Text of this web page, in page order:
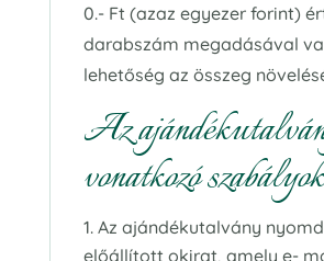
0.- Ft (azaz egyezer forint)
darabszám megadásával
lehetőség az összeg
Az
vonatkozó
Az ajándékutalvány
előállított okirat, amely e-